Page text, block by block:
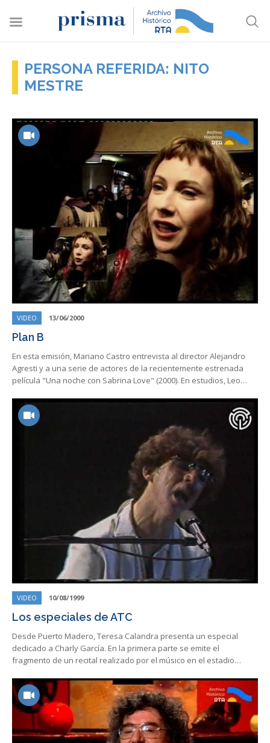
PERSONA REFERIDA: NITO
MESTRE
VIDEO 13/06/2000
Plan B
En esta emisión, Mariano Castro entrevista al director Alejandro
Agresti y a una serie de actores de la recientemente estrenada
película "Una noche con Sabrina Love" (2000). En estudios, Leo…
VIDEO 10/08/1999
Los especiales de ATC
Desde Puerto Madero, Teresa Calandra presenta un especial
dedicado a Charly García. En la primera parte se emite el
fragmento de un recital realizado por el músico en el estadio…